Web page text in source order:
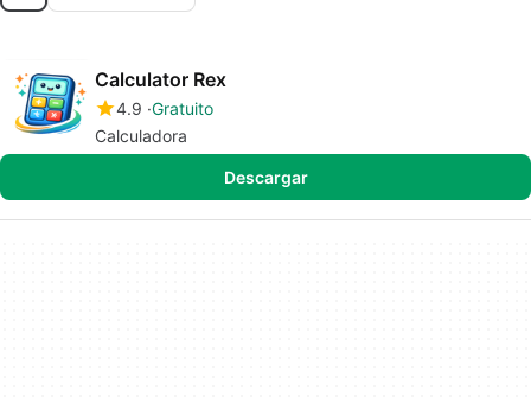
Calculator Rex
4.9 Gratuito
Calculadora
Descargar